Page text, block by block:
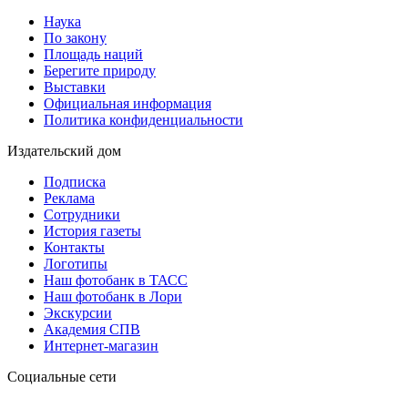
Наука
По закону
Площадь наций
Берегите природу
Выставки
Официальная информация
Политика конфиденциальности
Издательский дом
Подписка
Реклама
Сотрудники
История газеты
Контакты
Логотипы
Наш фотобанк в ТАСС
Наш фотобанк в Лори
Экскурсии
Академия СПВ
Интернет-магазин
Социальные сети